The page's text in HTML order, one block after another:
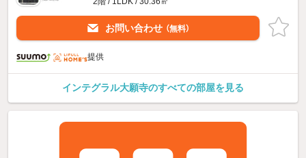
お問い合わせ （無料）
提供
インテグラル大願寺のすべての部屋を見る